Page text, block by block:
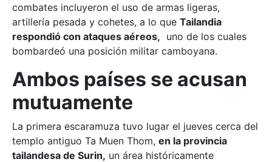
combates incluyeron el uso de armas ligeras,
artillería pesada y cohetes, a lo que Tailandia
respondió con ataques aéreos, uno de los cuales
bombardeó una posición militar camboyana.
Ambos países se acusan
mutuamente
La primera escaramuza tuvo lugar el jueves cerca del
templo antiguo Ta Muen Thom, en la provincia
tailandesa de Surin, un área históricamente